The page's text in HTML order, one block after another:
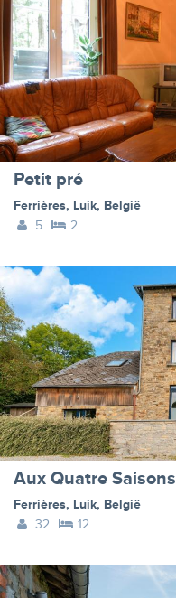
Petit pré
Ferrières, Luik, België
5
2
Aux Quatre Saisons
Ferrières, Luik, België
32
12